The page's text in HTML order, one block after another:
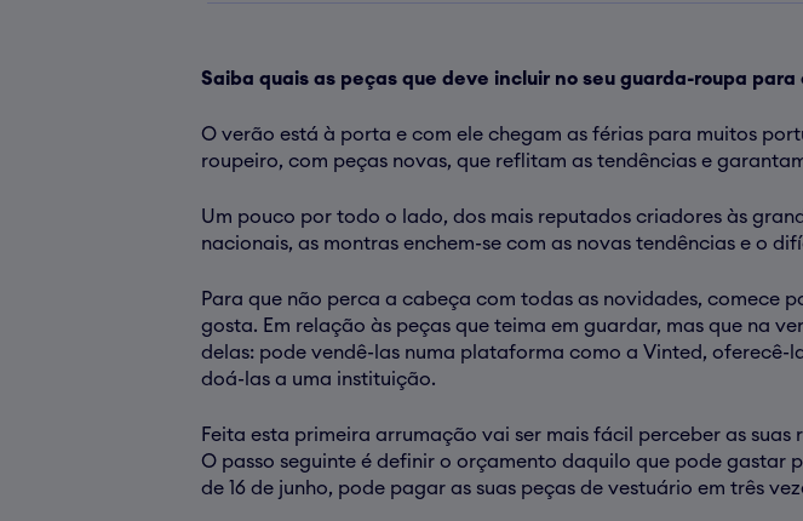
Saiba quais as peças que deve incluir no seu guarda-roupa para
O verão está à porta e com ele chegam as férias para muitos
roupeiro, com peças novas, que reflitam as tendências e
Um pouco por todo o lado, dos mais reputados criadores às
nacionais, as montras enchem-se com as novas tendências e o
Para que não perca a cabeça com todas as novidades, comece
gosta. Em relação às peças que teima em guardar, mas que na
delas: pode vendê-las numa plataforma como a Vinted, oferecê-
doá-las a uma instituição.
Feita esta primeira arrumação vai ser mais fácil perceber as suas
O passo seguinte é definir o orçamento daquilo que pode
de 16 de junho, pode pagar as suas peças de vestuário em três